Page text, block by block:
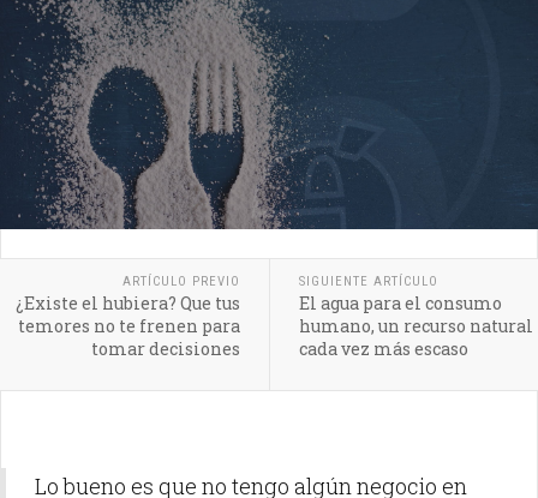
ARTÍCULO PREVIO
¿Existe el hubiera? Que tus
temores no te frenen para
tomar decisiones
SIGUIENTE ARTÍCULO
El agua para el consumo
humano, un recurso natural
cada vez más escaso
Lo bueno es que no tengo algún negocio en